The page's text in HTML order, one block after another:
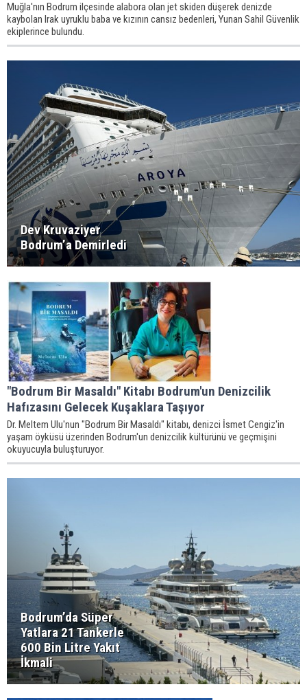
Muğla'nın Bodrum ilçesinde alabora olan jet skiden düşerek denizde
kaybolan Irak uyruklu baba ve kızının cansız bedenleri, Yunan Sahil Güvenlik
ekiplerince bulundu.
Dev Kruvaziyer
Bodrum’a Demirledi
"Bodrum Bir Masaldı" Kitabı Bodrum'un Denizcilik
Hafızasını Gelecek Kuşaklara Taşıyor
Dr. Meltem Ulu'nun "Bodrum Bir Masaldı" kitabı, denizci İsmet Cengiz'in
yaşam öyküsü üzerinden Bodrum'un denizcilik kültürünü ve geçmişini
okuyucuyla buluşturuyor.
Bodrum’da Süper
Yatlara 21 Tankerle
600 Bin Litre Yakıt
İkmali